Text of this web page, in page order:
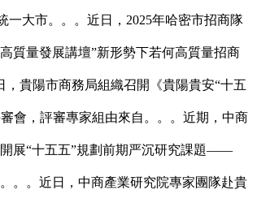
大市。。。近日，2025年哈密市招商隊
質量發展講壇”新形勢下若何高質量招商
貴陽市商務局組織召開《貴陽貴安“十五
會，評審專家組由來自。。。近期，中商
展“十五五”規劃前期严沉研究課題——
。。近日，中商產業研究院專家團隊赴貴